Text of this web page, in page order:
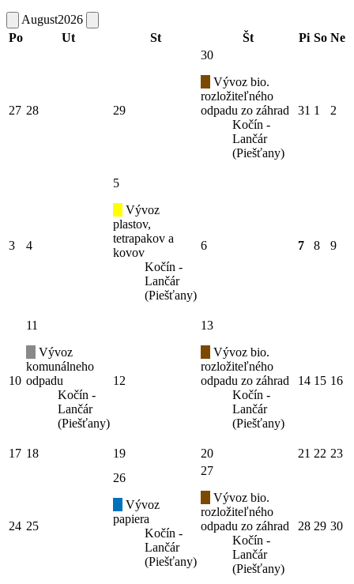
August2026
Po
Ut St Št Pi So Ne
27 28 29
30
Vývoz bio.
rozložiteľného
odpadu zo záhrad
Kočín -
Lančár
(Piešťany)
31 1 2
3 4
5
Vývoz
plastov,
tetrapakov a
kovov
Kočín -
Lančár
(Piešťany)
6 7 8 9
10
11
Vývoz
komunálneho
odpadu
Kočín -
Lančár
(Piešťany)
12
13
Vývoz bio.
rozložiteľného
odpadu zo záhrad
Kočín -
Lančár
(Piešťany)
14 15 16
17 18 19 20 21 22 23
24 25
26
Vývoz
papiera
Kočín -
Lančár
(Piešťany)
27
Vývoz bio.
rozložiteľného
odpadu zo záhrad
Kočín -
Lančár
(Piešťany)
28 29 30